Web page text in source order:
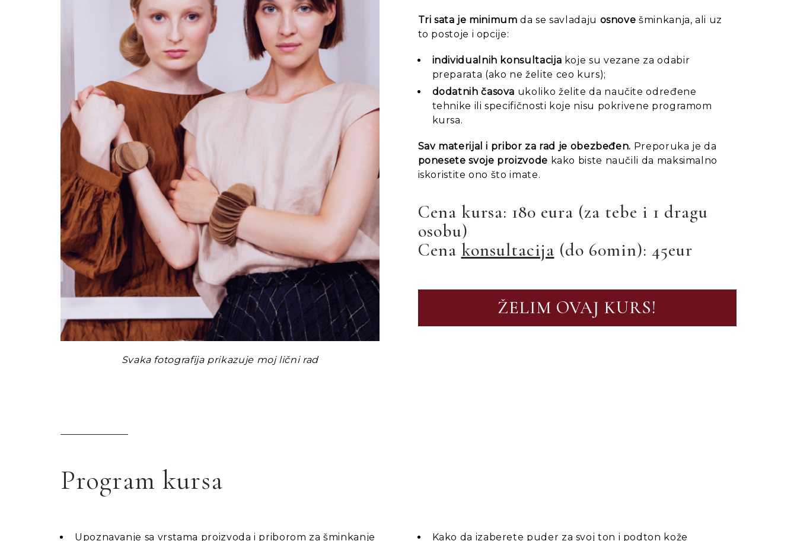
Svaka fotografija prikazuje moj lični rad
Tri sata je minimumda se savladaju osnove šminkanja, ali uz
to postoje i opcije:
individualnih konsultacija koje su vezane za odabir
preparata (ako ne želite ceo kurs);
dodatnih časova ukoliko želite da naučite određene
tehnike ili specifičnosti koje nisu pokrivene programom
kursa.
Sav materijal i pribor za rad je obezbeđen. Preporuka je da
ponesete svoje proizvode kako biste naučili da maksimalno
iskoristite ono što imate.
Cena kursa: 180 eura (za tebe i 1 dragu
osobu)
Cena konsultacija (do 60min): 45eur
ŽELIM OVAJ KURS!
Program kursa
Upoznavanje sa vrstama proizvoda i priborom za šminkanje
Kako da izaberete puder za svoj ton i podton kože